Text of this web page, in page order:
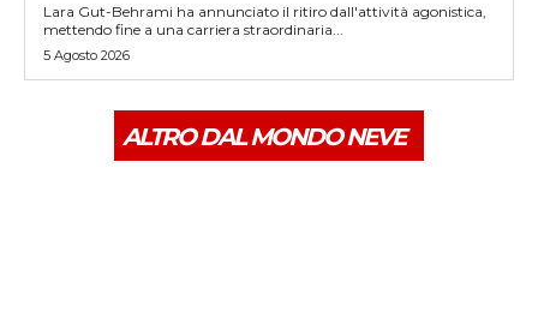
Lara Gut-Behrami ha annunciato il ritiro dall'attività agonistica,
mettendo fine a una carriera straordinaria...
5 Agosto 2026
ALTRO DAL MONDO NEVE